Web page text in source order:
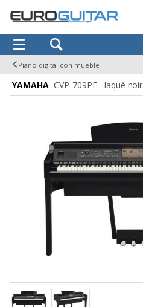
Piano digital con mueble
YAMAHA CVP-709PE - laqué noir